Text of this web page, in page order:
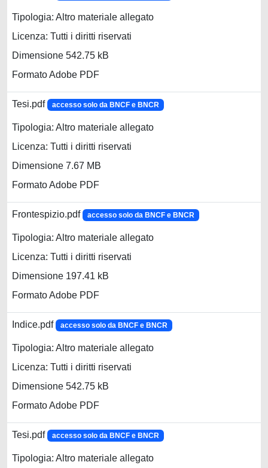
Tipologia: Altro materiale allegato
Licenza: Tutti i diritti riservati
Dimensione 542.75 kB
Formato Adobe PDF
Tesi.pdf accesso solo da BNCF e BNCR
Tipologia: Altro materiale allegato
Licenza: Tutti i diritti riservati
Dimensione 7.67 MB
Formato Adobe PDF
Frontespizio.pdf accesso solo da BNCF e BNCR
Tipologia: Altro materiale allegato
Licenza: Tutti i diritti riservati
Dimensione 197.41 kB
Formato Adobe PDF
Indice.pdf accesso solo da BNCF e BNCR
Tipologia: Altro materiale allegato
Licenza: Tutti i diritti riservati
Dimensione 542.75 kB
Formato Adobe PDF
Tesi.pdf accesso solo da BNCF e BNCR
Tipologia: Altro materiale allegato